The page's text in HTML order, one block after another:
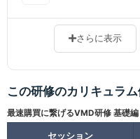
さらに表示
この研修のカリキュラム
最速購買に繋げるVMD研修 基礎
セッション